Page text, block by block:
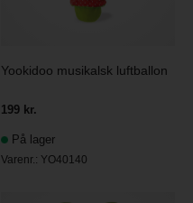
Yookidoo musikalsk luftballon
199 kr.
På lager
Varenr.: YO40140